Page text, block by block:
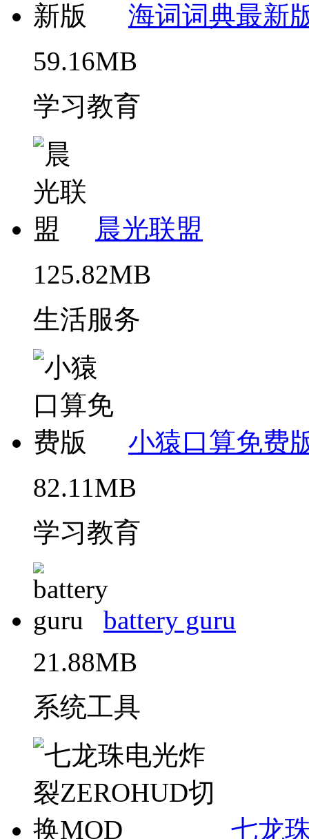
海词词典最新
59.16MB
学习教育
晨光联盟
125.82MB
生活服务
小猿口算免费
82.11MB
学习教育
battery guru
21.88MB
系统工具
七龙